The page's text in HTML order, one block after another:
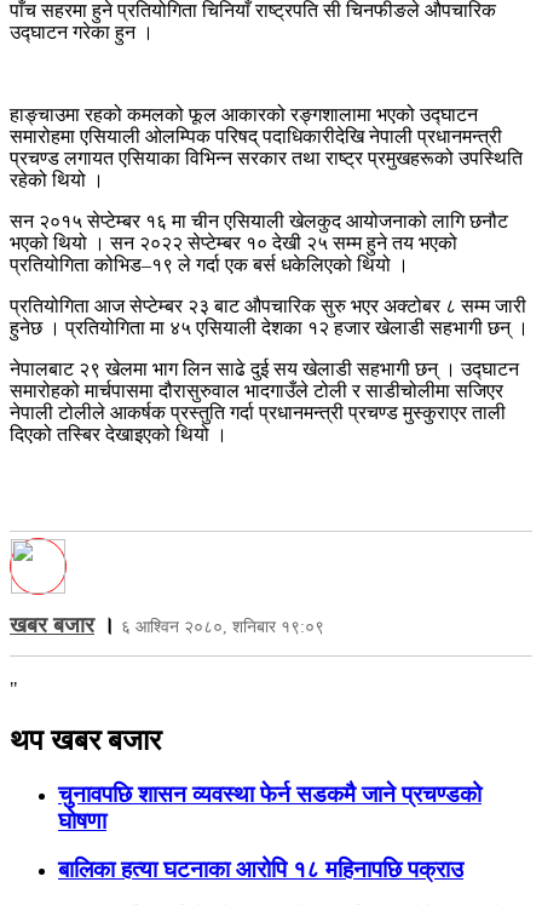
पाँच सहरमा हुने प्रतियोगिता चिनियाँ राष्ट्रपति सी चिनफीङले औपचारिक
उद्घाटन गरेका हुन ।
हाङ्चाउमा रहको कमलको फूल आकारको रङ्गशालामा भएको उद्घाटन
समारोहमा एसियाली ओलम्पिक परिषद् पदाधिकारीदेखि नेपाली प्रधानमन्त्री
प्रचण्ड लगायत एसियाका विभिन्न सरकार तथा राष्ट्र प्रमुखहरूको उपस्थिति
रहेको थियो ।
सन २०१५ सेप्टेम्बर १६ मा चीन एसियाली खेलकुद आयोजनाको लागि छनौट
भएको थियो । सन २०२२ सेप्टेम्बर १० देखी २५ सम्म हुने तय भएको
प्रतियोगिता कोभिड–१९ ले गर्दा एक बर्स धकेलिएको थियो ।
प्रतियोगिता आज सेप्टेम्बर २३ बाट औपचारिक सुरु भएर अक्टोबर ८ सम्म जारी
हुनेछ । प्रतियोगिता मा ४५ एसियाली देशका १२ हजार खेलाडी सहभागी छन् ।
नेपालबाट २९ खेलमा भाग लिन साढे दुई सय खेलाडी सहभागी छन् । उद्घाटन
समारोहको मार्चपासमा दौरासुरुवाल भादगाउँले टोली र साडीचोलीमा सजिएर
नेपाली टोलीले आकर्षक प्रस्तुति गर्दा प्रधानमन्त्री प्रचण्ड मुस्कुराएर ताली
दिएको तस्बिर देखाइएको थियो ।
खबर बजार। ६ आश्विन २०८०, शनिबार १९:०९
"
थप खबर बजार
चुनावपछि शासन व्यवस्था फेर्न सडकमै जाने प्रचण्डको
घोषणा
बालिका हत्या घटनाका आरोपि १८ महिनापछि पक्राउ